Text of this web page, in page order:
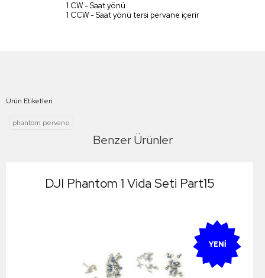
1 CW - Saat yönü
1 CCW - Saat yönü tersi pervane içerir
Ürün Etiketleri
phantom pervane
Benzer Ürünler
DJI Phantom 1 Vida Seti Part15
YENI